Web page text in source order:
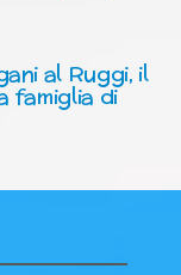
al Ruggi, il
famiglia di